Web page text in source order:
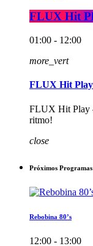
FLUX Hit
01:00 - 12:00
more_vert
FLUX Hit Play
FLUX Hit Play
ritmo!
close
Próximos Programas
Rebobina 80’s
12:00 - 13:00